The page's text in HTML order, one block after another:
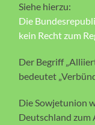
Siehe hierzu:
Die
kein Recht zum
Der Begriff
bedeutet
Die Sowjetunion
Deutschland zum